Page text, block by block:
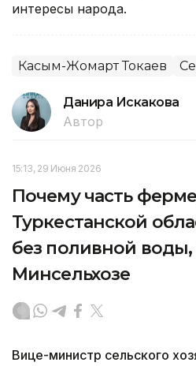
интересы народа.
Касым-Жомарт Токаев
Данира Искакова
Автор
15:13, 29 Июня 2026
Почему часть
Туркестанской
без поливной
Минсельхозе
Вице-министр сельского